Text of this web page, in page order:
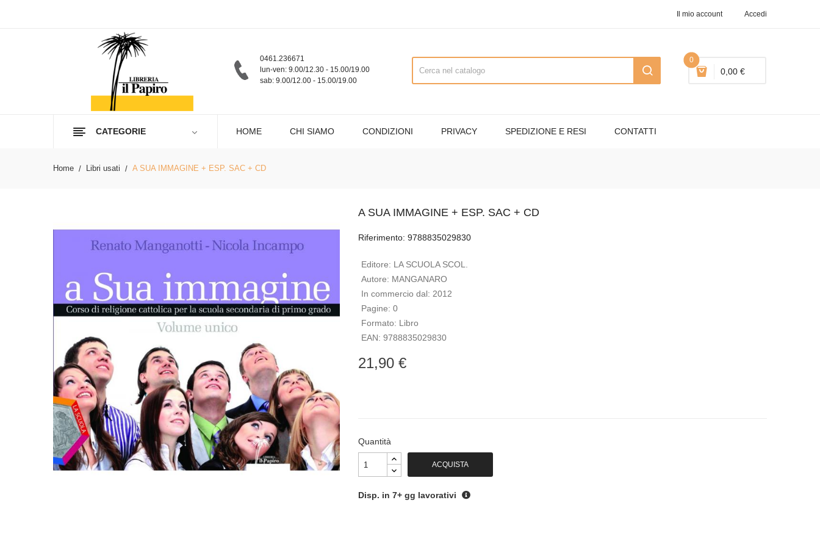
Il mio account Accedi
0
0,00 €
0461.236671
lun-ven: 9.00/12.30 - 15.00/19.00
sab: 9.00/12.00 - 15.00/19.00
CATEGORIE HOME CHI SIAMO CONDIZIONI PRIVACY SPEDIZIONE E RESI CONTATTI
Home Libri usati A SUA IMMAGINE + ESP. SAC + CD
A SUA IMMAGINE + ESP. SAC + CD
Riferimento: 9788835029830
Editore: LA SCUOLA SCOL.
Autore: MANGANARO
In commercio dal: 2012
Pagine: 0
Formato: Libro
EAN: 9788835029830
21,90 €
Quantità
ACQUISTA
Disp. in 7+ gg lavorativi